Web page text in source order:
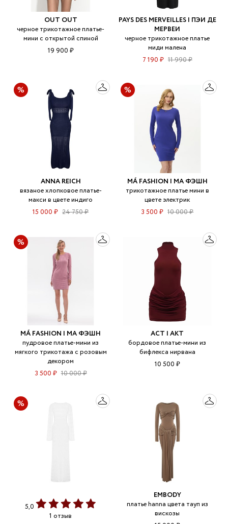
OUT OUT
черное трикотажное платье-
мини с открытой спиной
19 900 ₽
PAYS DES MERVEILLES | ПЭИ ДЕ
МЕРВЕИ
черное трикотажное платье
миди малена
7 190 ₽ 11 990 ₽
ANNA REICH
вязаное хлопковое платье-
макси в цвете индиго
15 000 ₽ 24 750 ₽
MÁ FASHION | МА ФЭШН
трикотажное платье мини в
цвете электрик
3 500 ₽ 10 000 ₽
MÁ FASHION | МА ФЭШН
пудровое платье-мини из
мягкого трикотажа с розовым
декором
3 500 ₽ 10 000 ₽
ACT | АКТ
бордовое платье-мини из
бифлекса нирвана
10 500 ₽
5,0
1 отзыв
EMBODY
платье hanna цвета тауп из
вискозы